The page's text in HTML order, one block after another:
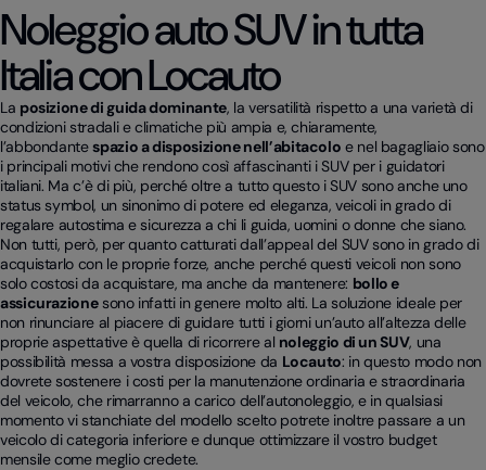
Noleggio auto SUV in tutta
Italia con Locauto
La posizione di guida dominante, la versatilità rispetto a una varietà di
condizioni stradali e climatiche più ampia e, chiaramente,
l’abbondantespazio a disposizione nell’abitacolo e nel bagagliaio sono
i principali motivi che rendono così affascinanti i SUV per i guidatori
italiani. Ma c’è di più, perché oltre a tutto questo i SUV sono anche uno
status symbol, un sinonimo di potere ed eleganza, veicoli in grado di
regalare autostima e sicurezza a chi li guida, uomini o donne che siano.
Non tutti, però, per quanto catturati dall’appeal del SUV sono in grado di
acquistarlo con le proprie forze, anche perché questi veicoli non sono
solo costosi da acquistare, ma anche da mantenere: bollo e
assicurazionesono infatti in genere molto alti. La soluzione ideale per
non rinunciare al piacere di guidare tutti i giorni un’auto all’altezza delle
proprie aspettative è quella di ricorrere al noleggio di un SUV, una
possibilità messa a vostra disposizione da Locauto: in questo modo non
dovrete sostenere i costi per la manutenzione ordinaria e straordinaria
del veicolo, che rimarranno a carico dell’autonoleggio, e in qualsiasi
momento vi stanchiate del modello scelto potrete inoltre passare a un
veicolo di categoria inferiore e dunque ottimizzare il vostro budget
mensile come meglio credete.